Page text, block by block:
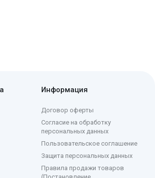
Информация
Договор оферты
Согласие на обработку
персональных данных
Пользовательское соглашение
Защита персональных данных
Правила продажи товаров